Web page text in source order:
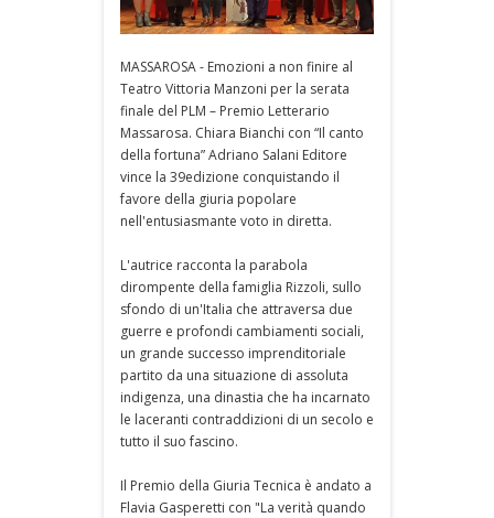
MASSAROSA - Emozioni a non finire al
Teatro Vittoria Manzoni per la serata
finale del PLM – Premio Letterario
Massarosa. Chiara Bianchi con “Il canto
della fortuna” Adriano Salani Editore
vince la 39edizione conquistando il
favore della giuria popolare
nell'entusiasmante voto in diretta.
L'autrice racconta la parabola
dirompente della famiglia Rizzoli, sullo
sfondo di un'Italia che attraversa due
guerre e profondi cambiamenti sociali,
un grande successo imprenditoriale
partito da una situazione di assoluta
indigenza, una dinastia che ha incarnato
le laceranti contraddizioni di un secolo e
tutto il suo fascino.
Il Premio della Giuria Tecnica è andato a
Flavia Gasperetti con "La verità quando